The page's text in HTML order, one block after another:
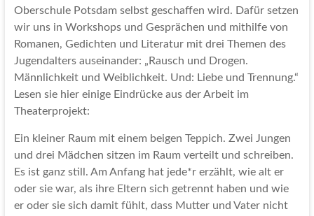
Oberschule Potsdam selbst geschaffen wird. Dafür setzen
wir uns in Workshops und Gesprächen und mithilfe von
Romanen, Gedichten und Literatur mit drei Themen des
Jugendalters auseinander: „Rausch und Drogen.
Männlichkeit und Weiblichkeit. Und: Liebe und Trennung.“
Lesen sie hier einige Eindrücke aus der Arbeit im
Theaterprojekt:
Ein kleiner Raum mit einem beigen Teppich. Zwei Jungen
und drei Mädchen sitzen im Raum verteilt und schreiben.
Es ist ganz still. Am Anfang hat jede*r erzählt, wie alt er
oder sie war, als ihre Eltern sich getrennt haben und wie
er oder sie sich damit fühlt, dass Mutter und Vater nicht